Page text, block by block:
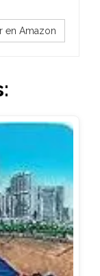
en Amazon